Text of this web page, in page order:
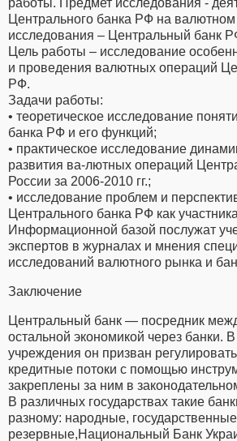
Центрального банка РФ на
исследования – Центральный банк
Цель работы – исследование
и проведения валютных операций
РФ.
Задачи работы:
• теоретическое исследование
банка РФ и его функций;
• практическое исследование
развития ва-лютных операций
России за 2006-2010 гг.;
• исследование проблем и
Центрального банка РФ как
Информационной базой послужат
экспертов в журналах и мнения
исследований валютного рынка и
Заключение
Центральный банк — посредник
остальной экономикой через банки. В
учреждения он призван
кредитные потоки с помощью
закреплены за ним в
В различных государствах такие
разному: народные,
резервные,Национальный Банк